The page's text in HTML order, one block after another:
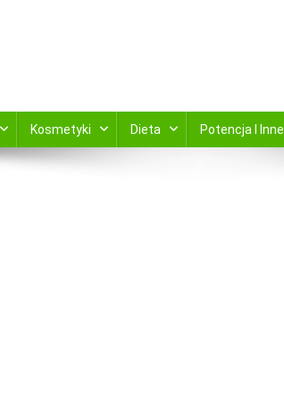
Kosmetyki Dieta Potencja I Inne